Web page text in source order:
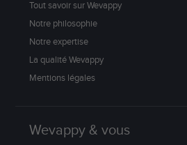
Tout savoir sur Wevappy
Notre philosophie
Notre expertise
La qualité Wevappy
Mentions légales
Wevappy & vous